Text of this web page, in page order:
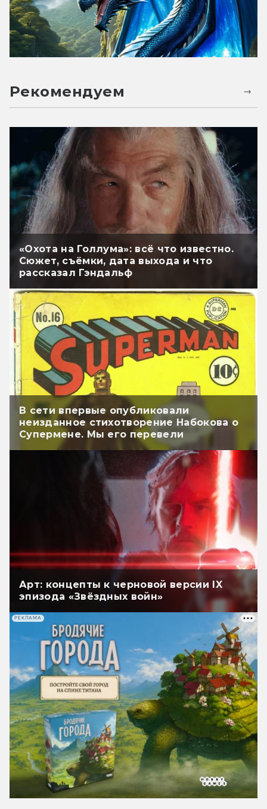
Рекомендуем
«Охота на Голлума»: всё что известно.
Сюжет, съёмки, дата выхода и что
рассказал Гэндальф
В сети впервые опубликовали
неизданное стихотворение Набокова о
Супермене. Мы его перевели
Арт: концепты к черновой версии IX
эпизода «Звёздных войн»
РЕКЛАМА